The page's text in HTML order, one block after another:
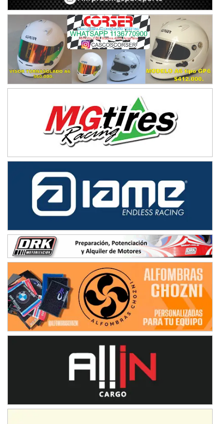
Humboldt (Santa Fe)
NORESTE SANTAFESINO - F6
Ciudad de Avellaneda (Asfalto)
Avellaneda (Santa Fe)
SUR SANTAFESINO - F4
José Samuel Sánchez (Tierra)
Rufino (Santa Fe)
Juan Navarro (Asfalto)
El Timbó (Tucumán)